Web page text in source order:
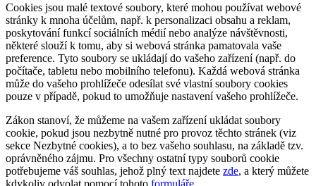
Cookies jsou malé textové soubory, které mohou používat webové
stránky k mnoha účelům, např. k personalizaci obsahu a reklam,
poskytování funkcí sociálních médií nebo analýze návštěvnosti,
některé slouží k tomu, aby si webová stránka pamatovala vaše
preference. Tyto soubory se ukládají do vašeho zařízení (např. do
počítače, tabletu nebo mobilního telefonu). Každá webová stránka
může do vašeho prohlížeče odesílat své vlastní soubory cookies
pouze v případě, pokud to umožňuje nastavení vašeho prohlížeče.
Zákon stanoví, že můžeme na vašem zařízení ukládat soubory
cookie, pokud jsou nezbytně nutné pro provoz těchto stránek (viz
sekce Nezbytné cookies), a to bez vašeho souhlasu, na základě tzv.
oprávněného zájmu. Pro všechny ostatní typy souborů cookie
potřebujeme váš souhlas, jehož plný text najdete zde, a který můžete
kdykoliv odvolat pomocí tohoto formuláře.